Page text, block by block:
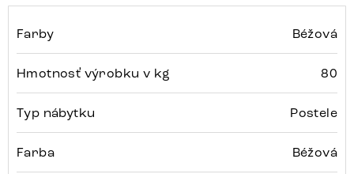
Farby Béžová
Hmotnosť výrobku v kg 80
Typ nábytku Postele
Farba Béžová